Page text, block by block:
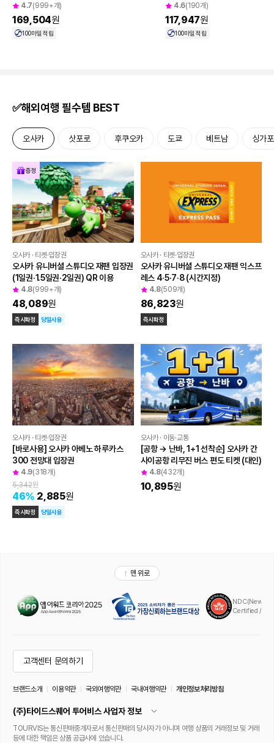
4.7(999+개)
169,504원
100마일 적립
4.6(190개)
117,947원
100마일 적립
✅해외여행 필수템 BEST
오사카 삿포로 후쿠오카 도쿄 베트남 싱가
증정
오사카 · 티켓·입장권
오사카 유니버셜 스튜디오 재팬 입장권
(1일권·1.5일권·2일권) QR 이용
4.8(999+개)
48,089원
즉시확정 당일사용
오사카 · 티켓·입장권
오사카 유니버셜 스튜디오 재팬 익스프
레스 4·5·7·8 (시간지정)
4.8(509개)
86,823원
즉시확정
오사카 · 티켓·입장권
[바로사용] 오사카 아베노 하루카스
300 전망대 입장권
4.9(318개)
5,342원
46% 2,885원
즉시확정 당일사용
오사카 · 이동·교통
[공항 → 난바, 1+1 선착순] 오사카 간
사이공항 리무진 버스 편도 티켓 (대인)
4.8(432개)
10,895원
맨 위로
NDC(New
Certified /
고객센터 문의하기
브랜드소개 이용약관 국외여행약관 국내여행약관 개인정보처리방침
(주)타이드스퀘어 투어비스 사업자 정보
TOURVIS는 통신판매중개자로서 통신판매의 당사자가 아니며 여행 상품의 거래정보 및 거래
등에 대한 책임은 상품 공급사에 있습니다.